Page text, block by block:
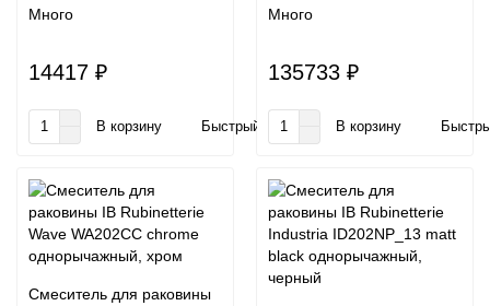
Много
14417 ₽
В корзину Быстрый заказ
Много
135733 ₽
В корзину
Смеситель для раковины